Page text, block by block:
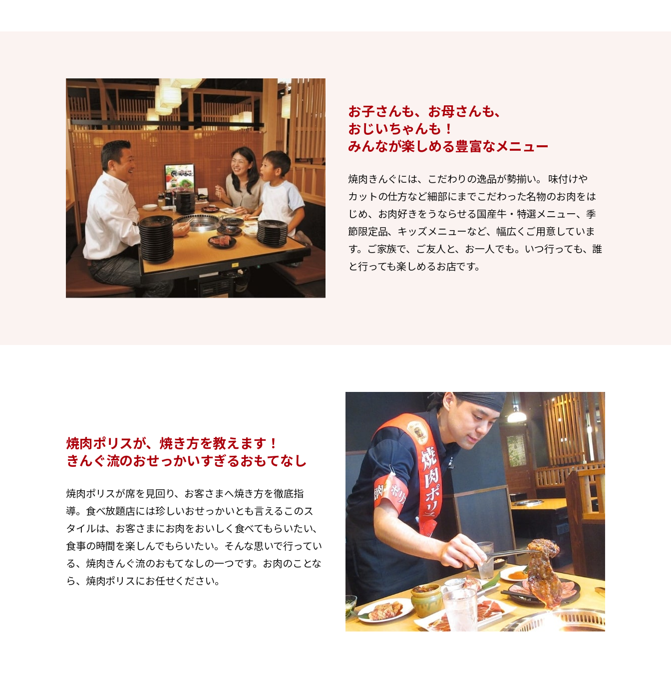
お子さんも、お母さんも、
おじいちゃんも！
みんなが楽しめる豊富なメニュー
焼肉きんぐには、こだわりの逸品が勢揃い。 味付けや
カットの仕方など細部にまでこだわった名物のお肉をは
じめ、お肉好きをうならせる国産牛・特選メニュー、季
節限定品、キッズメニューなど、幅広くご用意していま
す。ご家族で、ご友人と、お一人でも。いつ行っても、誰
と行っても楽しめるお店です。
焼肉ポリスが、焼き方を教えます！
きんぐ流のおせっかいすぎるおもてなし
焼肉ポリスが席を見回り、お客さまへ焼き方を徹底指
導。食べ放題店には珍しいおせっかいとも言えるこのス
タイルは、お客さまにお肉をおいしく食べてもらいたい、
食事の時間を楽しんでもらいたい。そんな思いで行ってい
る、焼肉きんぐ流のおもてなしの一つです。お肉のことな
ら、焼肉ポリスにお任せください。